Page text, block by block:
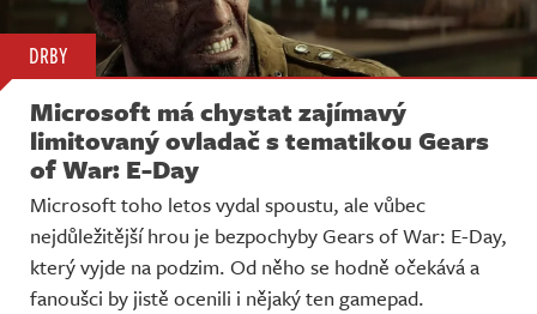
DRBY
Microsoft má chystat zajímavý
limitovaný ovladač s tematikou Gears
of War: E-Day
Microsoft toho letos vydal spoustu, ale vůbec
nejdůležitější hrou je bezpochyby Gears of War: E-Day,
který vyjde na podzim. Od něho se hodně očekává a
fanoušci by jistě ocenili i nějaký ten gamepad.